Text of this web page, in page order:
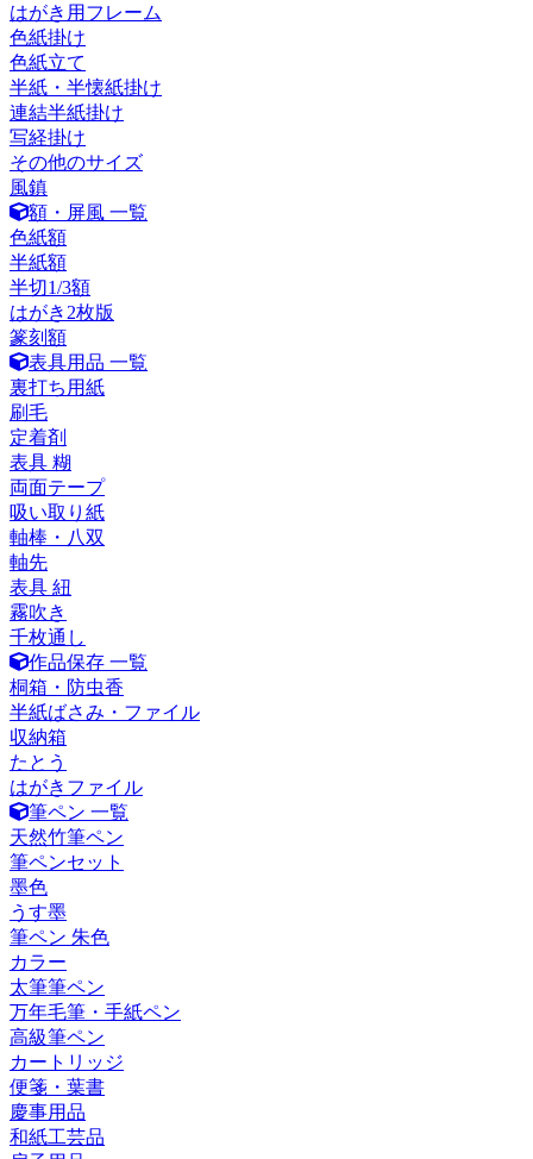
はがき用フレーム
色紙掛け
色紙立て
半紙・半懐紙掛け
連結半紙掛け
写経掛け
その他のサイズ
風鎮
額・屏風 一覧
色紙額
半紙額
半切1/3額
はがき2枚版
篆刻額
表具用品 一覧
裏打ち用紙
刷毛
定着剤
表具 糊
両面テープ
吸い取り紙
軸棒・八双
軸先
表具 紐
霧吹き
千枚通し
作品保存 一覧
桐箱・防虫香
半紙ばさみ・ファイル
収納箱
たとう
はがきファイル
筆ペン 一覧
天然竹筆ペン
筆ペンセット
墨色
うす墨
筆ペン 朱色
カラー
太筆筆ペン
万年毛筆・手紙ペン
高級筆ペン
カートリッジ
便箋・葉書
慶事用品
和紙工芸品